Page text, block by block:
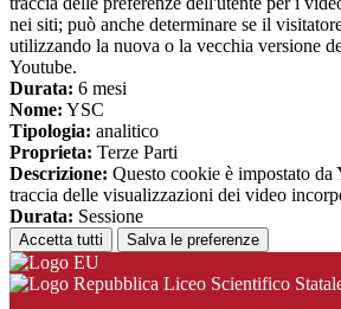
nei siti; può anche determinare se il
utilizzando la nuova o la vecchia versione
Youtube.
Durata: 6 mesi
Nome: YSC
Tipologia: analitico
Proprieta: Terze Parti
Descrizione: Questo cookie è impostato da
traccia delle visualizzazioni dei video
Durata: Sessione
Accetta tutti Salva le preferenze
Liceo Scientifico